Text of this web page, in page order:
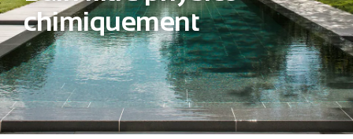
chimiquement